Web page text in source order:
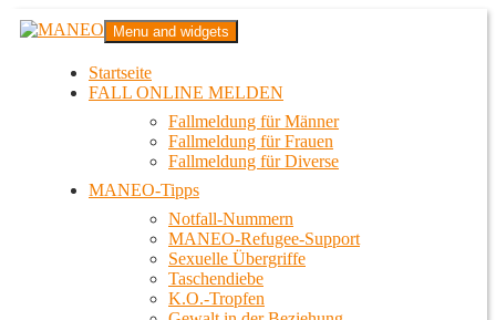
Zum
InhaltMANEO
Das schwule Anti-Gewalt-Projekt in Berlin
Menu and widgets
Startseite
FALL ONLINE MELDEN
Fallmeldung für Männer
Fallmeldung für Frauen
Fallmeldung für Diverse
MANEO-Tipps
Notfall-Nummern
MANEO-Refugee-Support
Sexuelle Übergriffe
Taschendiebe
K.O.-Tropfen